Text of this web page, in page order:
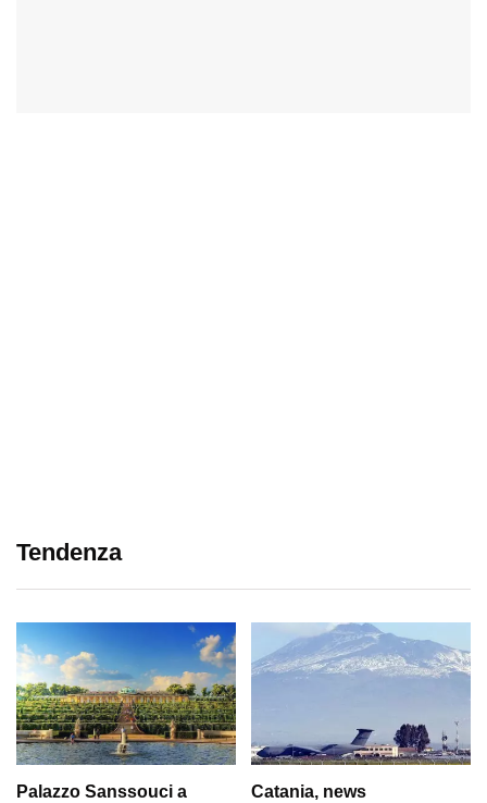
Tendenza
Palazzo Sanssouci a
Catania, news